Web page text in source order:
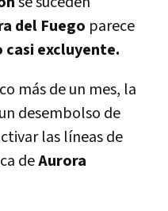
del Fuego parece
casi excluyente.
más de un mes, la
desembolso de
las líneas de
deAurora